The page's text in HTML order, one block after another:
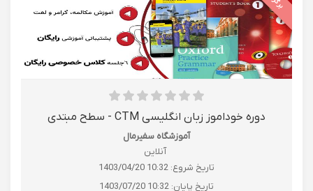
دوره خوداموز زبان انگلیسی CTM - سطح مبتدی
آموزشگاه سفیرمال
آنلاین
تاریخ شروع: 1403/04/20 10:32
تاریخ پایان: 1403/07/20 10:32